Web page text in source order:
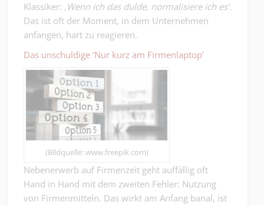
Klassiker: ‚Wenn ich das dulde, normalisiere ich es‘.
Das ist oft der Moment, in dem Unternehmen
anfangen, hart zu reagieren.
Das unschuldige ‘Nur kurz am Firmenlaptop’
(Bildquelle: www.freepik.com)
Nebenerwerb auf Firmenzeit geht auffällig oft
Hand in Hand mit dem zweiten Fehler: Nutzung
von Firmenmitteln. Das wirkt am Anfang banal, ist